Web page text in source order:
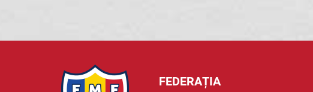
FEDERAȚIA